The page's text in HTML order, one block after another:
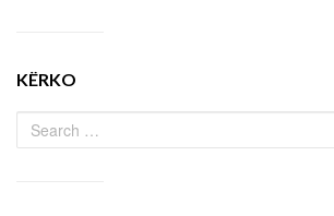
KËRKO